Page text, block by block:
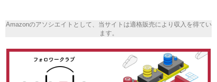
Amazonのアソシエイトとして、当サイトは適格販売により収入を得てい
ます。